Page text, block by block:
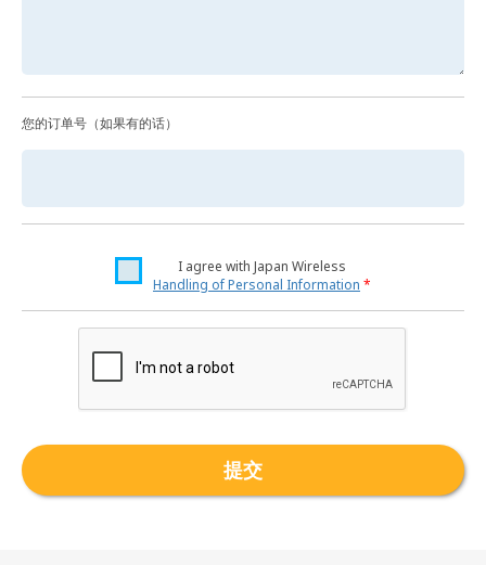
您的订单号（如果有的话）
I agree with Japan Wireless
Handling of Personal Information *